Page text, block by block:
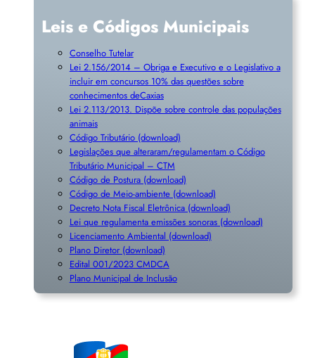
Leis e Códigos Municipais
Conselho Tutelar
Lei 2.156/2014 – Obriga e Executivo e o Legislativo a
incluir em concursos 10% das questões sobre
conhecimentos deCaxias
Lei 2.113/2013. Dispõe sobre controle das populações
animais
Código Tributário (download)
Legislações que alteraram/regulamentam o Código
Tributário Municipal – CTM
Código de Postura (download)
Código de Meio-ambiente (download)
Decreto Nota Fiscal Eletrônica (download)
Lei que regulamenta emissões sonoras (download)
Licenciamento Ambiental (download)
Plano Diretor (download)
Edital 001/2023 CMDCA
Plano Municipal de Inclusão